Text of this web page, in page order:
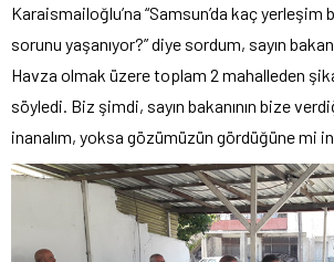
Karaismailoğlu’na “Samsun’da kaç
sorunu yaşanıyor?” diye sordum, sayın
Havza olmak üzere toplam 2 mahalleden
söyledi. Biz şimdi, sayın bakanının bize
inanalım, yoksa gözümüzün gördüğüne mi